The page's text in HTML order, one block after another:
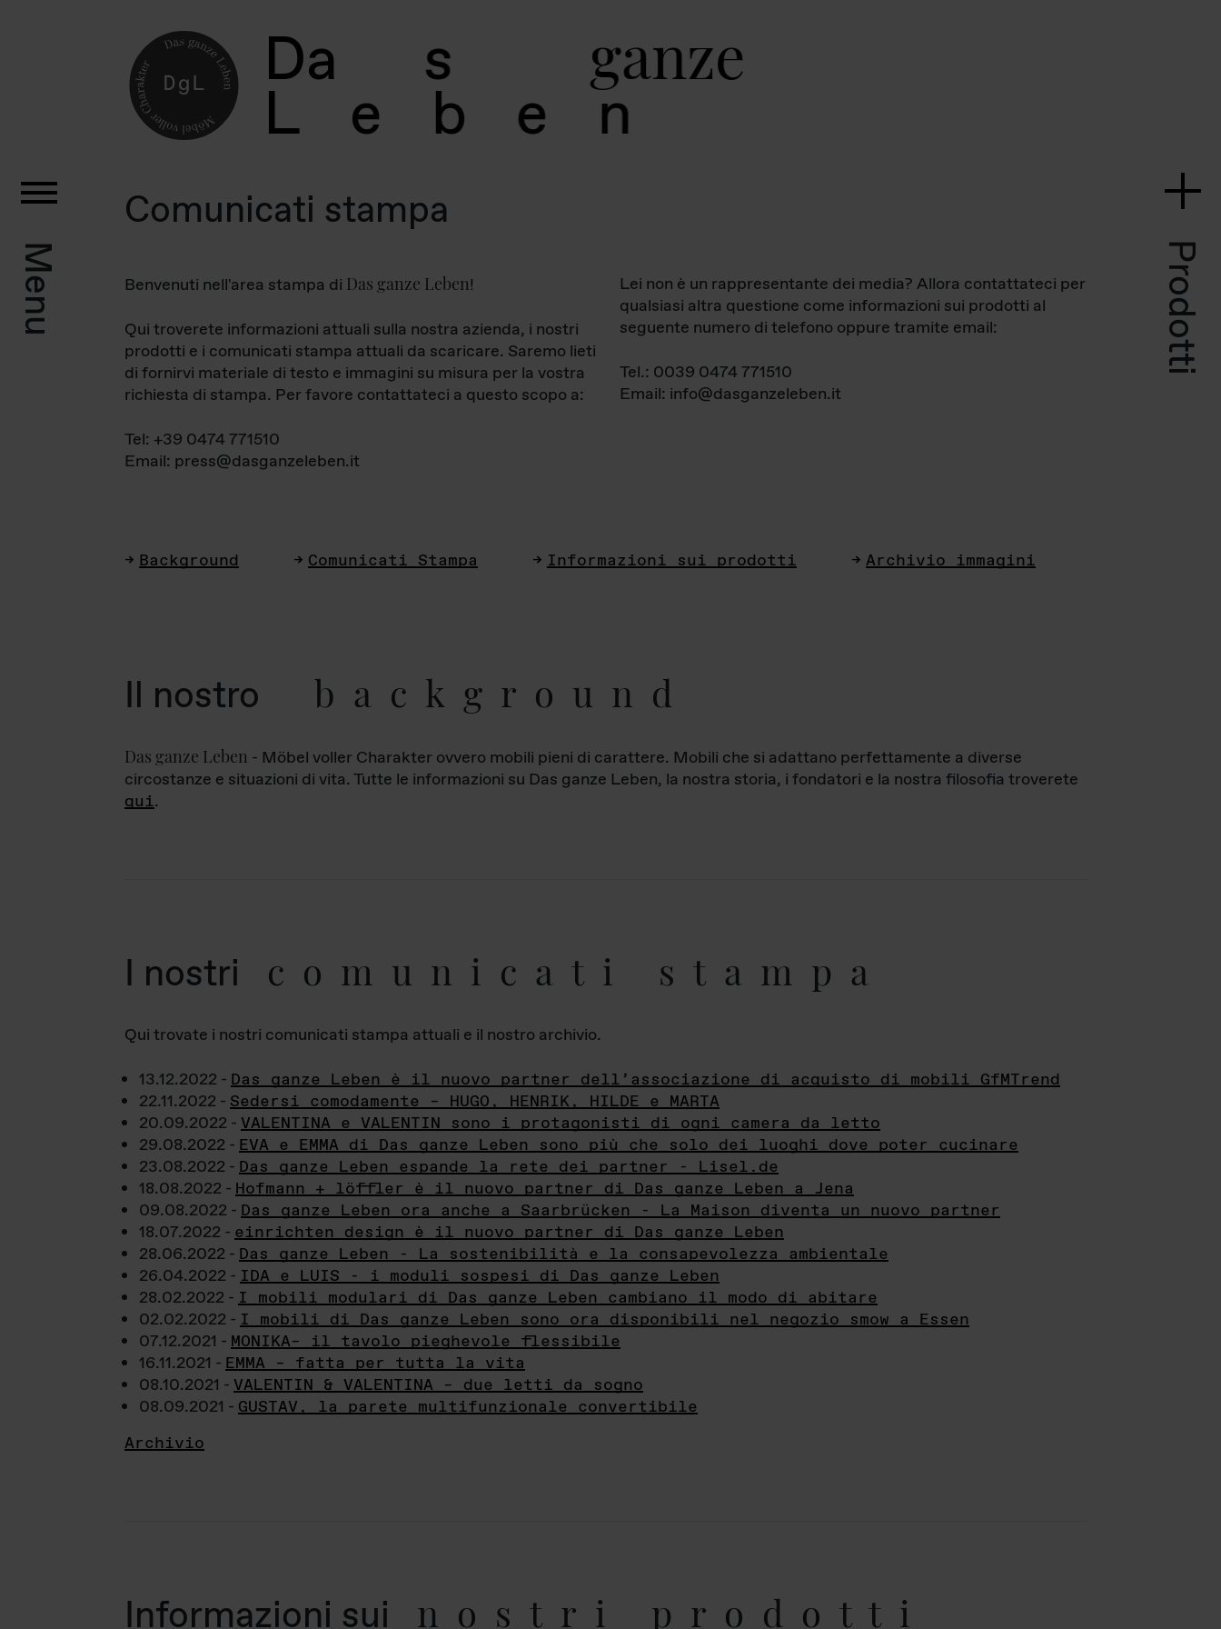
Da s ganz
L e b e
Menu Prodotti
Comunicati stampa
Benvenuti nell'area stampa di Das ganze Leben!
Qui troverete informazioni attuali sulla nostra azienda, i nostri
prodotti e i comunicati stampa attuali da scaricare. Saremo lieti
di fornirvi materiale di testo e immagini su misura per la vostra
richiesta di stampa. Per favore contattateci a questo scopo a:
Tel: +39 0474 771510
Email: press@dasganzeleben.it
Lei non è un rappresentante dei media? Allora contattateci per
qualsiasi altra questione come informazioni sui prodotti al
seguente numero di telefono oppure tramite email:
Tel.: 0039 0474 771510
Email: info@dasganzeleben.it
Background Comunicati Stampa Informazioni sui prodotti Archivio immagini
Il nostro background
Das ganze Leben - Möbel voller Charakter ovvero mobili pieni di carattere. Mobili che si adattano perfettamente a diverse
circostanze e situazioni di vita. Tutte le informazioni su Das ganze Leben, la nostra storia, i fondatori e la nostra filosofia troverete
qui.
I nostri comunicati stampa
Qui trovate i nostri comunicati stampa attuali e il nostro archivio.
13.12.2022 - Das ganze Leben è il nuovo partner dell’associazione di acquisto di mobili GfMTrend
22.11.2022 - Sedersi comodamente – HUGO, HENRIK, HILDE e MARTA
20.09.2022 - VALENTINA e VALENTIN sono i protagonisti di ogni camera da letto
29.08.2022 - EVA e EMMA di Das ganze Leben sono più che solo dei luoghi dove poter cucinare
23.08.2022 - Das ganze Leben espande la rete dei partner - Lisel.de
18.08.2022 - Hofmann + löffler è il nuovo partner di Das ganze Leben a Jena
09.08.2022 - Das ganze Leben ora anche a Saarbrücken - La Maison diventa un nuovo partner
18.07.2022 - einrichten design è il nuovo partner di Das ganze Leben
28.06.2022 - Das ganze Leben - La sostenibilità e la consapevolezza ambientale
26.04.2022 - IDA e LUIS - i moduli sospesi di Das ganze Leben
28.02.2022 - I mobili modulari di Das ganze Leben cambiano il modo di abitare
02.02.2022 - I mobili di Das ganze Leben sono ora disponibili nel negozio smow a Essen
07.12.2021 - MONIKA– il tavolo pieghevole flessibile
16.11.2021 - EMMA – fatta per tutta la vita
08.10.2021 - VALENTIN & VALENTINA – due letti da sogno
08.09.2021 - GUSTAV, la parete multifunzionale convertibile
Archivio
Informazioni sui nostri prodotti